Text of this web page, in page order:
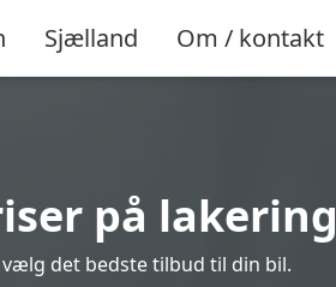
Sjælland Om / kontakt
på lakering
det bedste tilbud til din bil.